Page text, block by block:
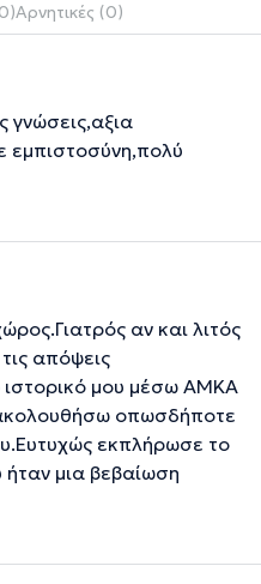
Αρνητικές (0)
γνώσεις,αξια
εμπιστοσύνη,πολύ
αν και λιτός
απόψεις
ιστορικό μου μέσω ΑΜΚΑ
οπωσδήποτε
εκπλήρωσε το
μια βεβαίωση